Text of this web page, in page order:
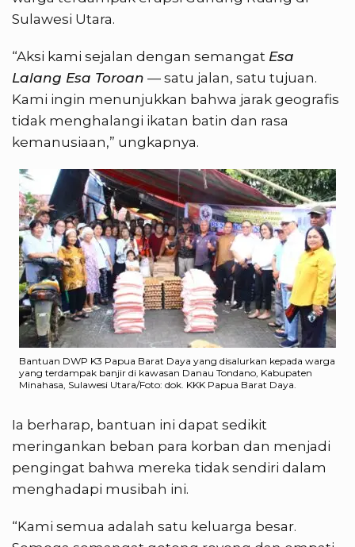
Sulawesi Utara.
“Aksi kami sejalan dengan semangat Esa
Lalang Esa Toroan — satu jalan, satu tujuan.
Kami ingin menunjukkan bahwa jarak geografis
tidak menghalangi ikatan batin dan rasa
kemanusiaan,” ungkapnya.
Bantuan DWP K3 Papua Barat Daya yang disalurkan kepada warga
yang terdampak banjir di kawasan Danau Tondano, Kabupaten
Minahasa, Sulawesi Utara/Foto: dok. KKK Papua Barat Daya.
Ia berharap, bantuan ini dapat sedikit
meringankan beban para korban dan menjadi
pengingat bahwa mereka tidak sendiri dalam
menghadapi musibah ini.
“Kami semua adalah satu keluarga besar.